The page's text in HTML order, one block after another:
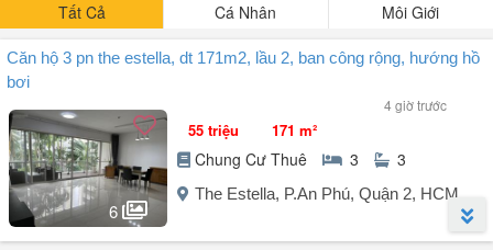
Tất Cả
Cá Nhân Môi Giới
Căn hộ 3 pn the estella, dt 171m2, lầu 2, ban công rộng, hướng hồ
bơi
4 giờ trước
6
55 triệu 171 m²
Chung Cư Thuê 3 3
The Estella, P.An Phú, Quận 2, HCM